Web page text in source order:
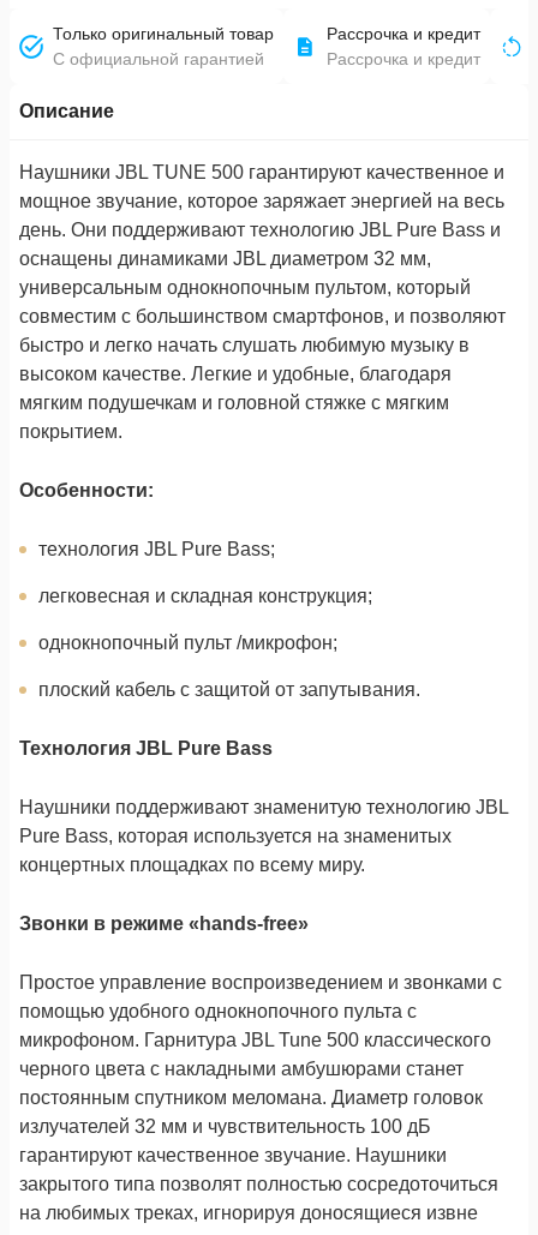
Только оригинальный товар
С официальной гарантией
Рассрочка и кредит
Рассрочка и кредит
Описание
Наушники JBL TUNE 500 гарантируют качественное и
мощное звучание, которое заряжает энергией на весь
день. Они поддерживают технологию JBL Pure Bass и
оснащены динамиками JBL диаметром 32 мм,
универсальным однокнопочным пультом, который
совместим с большинством смартфонов, и позволяют
быстро и легко начать слушать любимую музыку в
высоком качестве. Легкие и удобные, благодаря
мягким подушечкам и головной стяжке с мягким
покрытием.
Особенности:
технология JBL Pure Bass;
легковесная и складная конструкция;
однокнопочный пульт /микрофон;
плоский кабель с защитой от запутывания.
Технология JBL Pure Bass
Наушники поддерживают знаменитую технологию JBL
Pure Bass, которая используется на знаменитых
концертных площадках по всему миру.
Звонки в режиме «hands-free»
Простое управление воспроизведением и звонками с
помощью удобного однокнопочного пульта с
микрофоном. Гарнитура JBL Tune 500 классического
черного цвета с накладными амбушюрами станет
постоянным спутником меломана. Диаметр головок
излучателей 32 мм и чувствительность 100 дБ
гарантируют качественное звучание. Наушники
закрытого типа позволят полностью сосредоточиться
на любимых треках, игнорируя доносящиеся извне